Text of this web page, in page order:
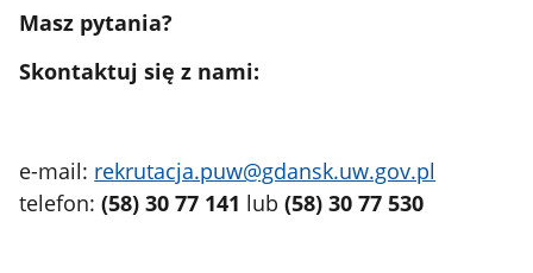
Masz pytania?
Skontaktuj się z nami:
e-mail: rekrutacja.puw@gdansk.uw.gov.pl
telefon:(58) 30 77 141 lub(58) 30 77 530